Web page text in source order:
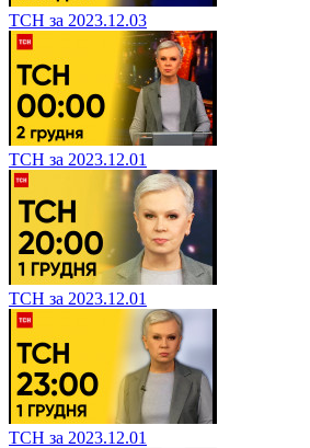
ТСН за 2023.12.03
ТСН за 2023.12.01
ТСН за 2023.12.01
ТСН за 2023.12.01